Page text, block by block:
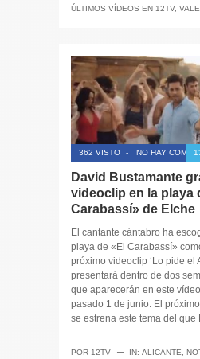
ÚLTIMOS VÍDEOS EN 12TV,
362 VISTO - NO HAY
David Bustamante
videoclip en la playa
Carabassí» de Elche
El cantante cántabro ha
playa de «El Carabassí»
próximo videoclip ‘Lo pide el
presentará dentro de dos
que aparecerán en este
pasado 1 de junio. El
se estrena este tema del
POR 12TV ─ IN: ALICANTE